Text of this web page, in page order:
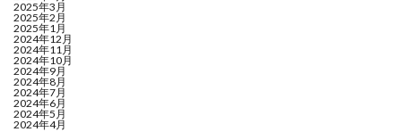
2025年3月
2025年2月
2025年1月
2024年12月
2024年11月
2024年10月
2024年9月
2024年8月
2024年7月
2024年6月
2024年5月
2024年4月